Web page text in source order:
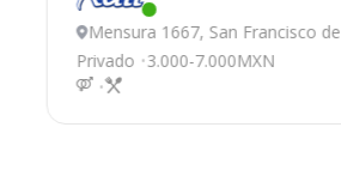
Este centro ha estado online
Mensura 1667, San Francisco de
eche
Privado
3.000-7.000MXN